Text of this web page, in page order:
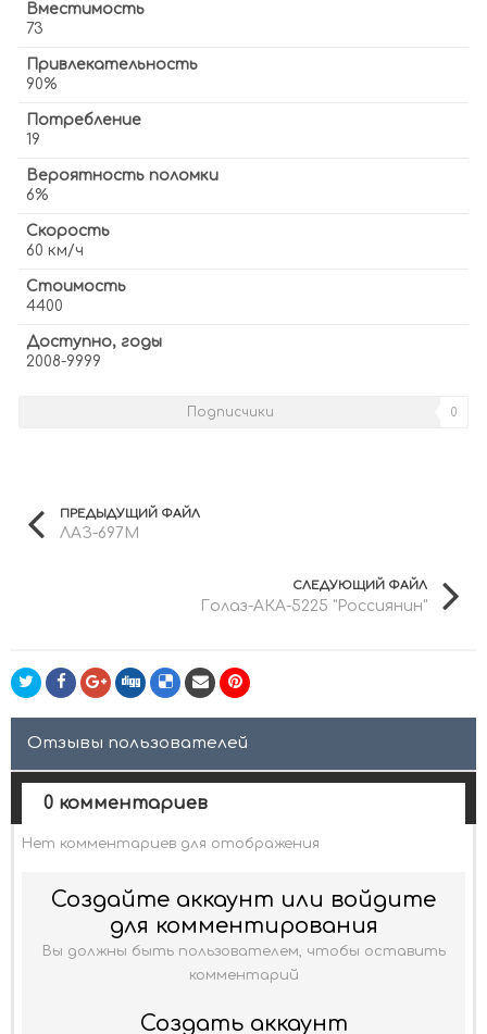
Вместимость
73
Привлекательность
90%
Потребление
19
Вероятность поломки
6%
Скорость
60 км/ч
Стоимость
4400
Доступно, годы
2008-9999
Подписчики 0
ПРЕДЫДУЩИЙ ФАЙЛ
ЛАЗ-697М
СЛЕДУЮЩИЙ ФАЙЛ
Голаз-АКА-5225 "Россиянин"
Отзывы пользователей
0 комментариев
Нет комментариев для отображения
Создайте аккаунт или войдите
для комментирования
Вы должны быть пользователем, чтобы оставить
комментарий
Создать аккаунт